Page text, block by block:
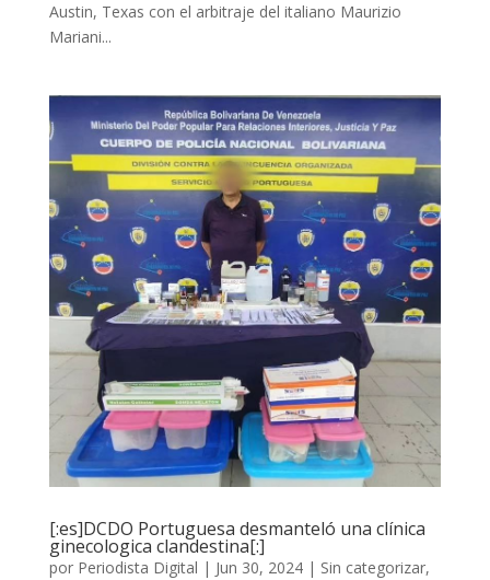
Austin, Texas con el arbitraje del italiano Maurizio
Mariani...
[:es]DCDO Portuguesa desmanteló una clínica
ginecologica clandestina[:]
por Periodista Digital | Jun 30, 2024| Sin categorizar,